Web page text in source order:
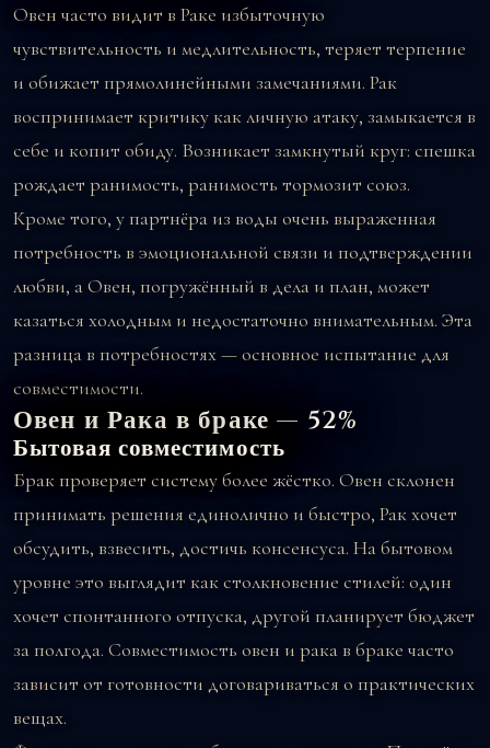
Овен часто видит в Раке избыточную
чувствительность и медлительность, теряет терпение
и обижает прямолинейными замечаниями. Рак
воспринимает критику как личную атаку, замыкается в
себе и копит обиду. Возникает замкнутый круг: спешка
рождает ранимость, ранимость тормозит союз.
Кроме того, у партнёра из воды очень выраженная
потребность в эмоциональной связи и подтверждении
любви, а Овен, погружённый в дела и план, может
казаться холодным и недостаточно внимательным. Эта
разница в потребностях — основное испытание для
совместимости.
Овен и Рака в браке — 52%
Бытовая совместимость
Брак проверяет систему более жёстко. Овен склонен
принимать решения единолично и быстро, Рак хочет
обсудить, взвесить, достичь консенсуса. На бытовом
уровне это выглядит как столкновение стилей: один
хочет спонтанного отпуска, другой планирует бюджет
за полгода. Совместимость овен и рака в браке часто
зависит от готовности договариваться о практических
вещах.